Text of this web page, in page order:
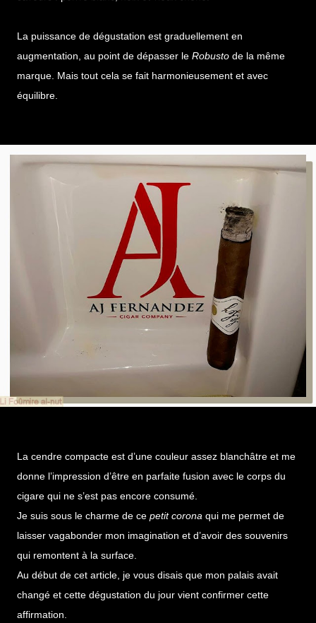
La puissance de dégustation est graduellement en
augmentation, au point de dépasser le Robusto de la même
marque. Mais tout cela se fait harmonieusement et avec
équilibre.
La cendre compacte est d’une couleur assez blanchâtre et me
donne l’impression d’être en parfaite fusion avec le corps du
cigare qui ne s’est pas encore consumé.
Je suis sous le charme de ce petit corona qui me permet de
laisser vagabonder mon imagination et d’avoir des souvenirs
qui remontent à la surface.
Au début de cet article, je vous disais que mon palais avait
changé et cette dégustation du jour vient confirmer cette
affirmation.